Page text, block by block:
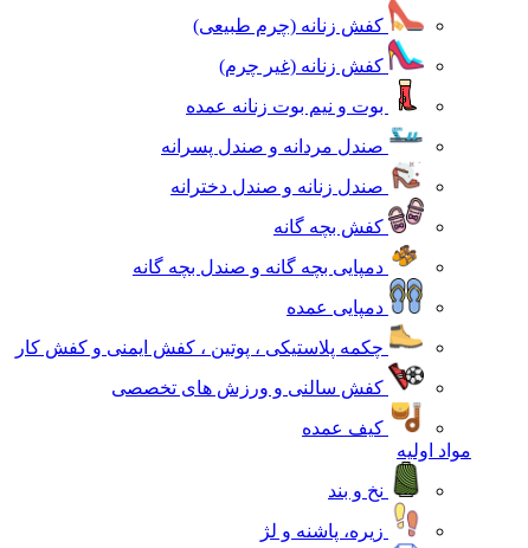
کفش زنانه (چرم طبیعی)
کفش زنانه (غیر چرم)
بوت و نیم بوت زنانه عمده
صندل مردانه و صندل پسرانه
صندل زنانه و صندل دخترانه
کفش بچه گانه
دمپایی بچه گانه و صندل بچه گانه
دمپایی عمده
چکمه پلاستیکی ، پوتین ، کفش ایمنی و کفش کار
کفش سالنی و ورزش های تخصصی
کیف عمده
مواد اولیه
نخ و بند
زیره، پاشنه و لژ